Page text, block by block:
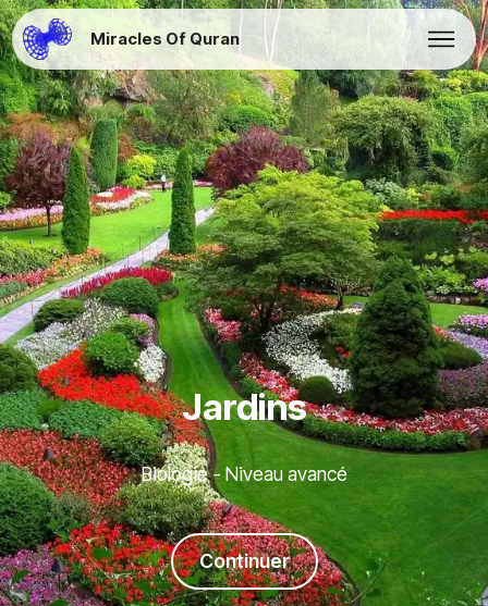
Miracles Of Quran
Jardins
Biologie - Niveau avancé
Continuer